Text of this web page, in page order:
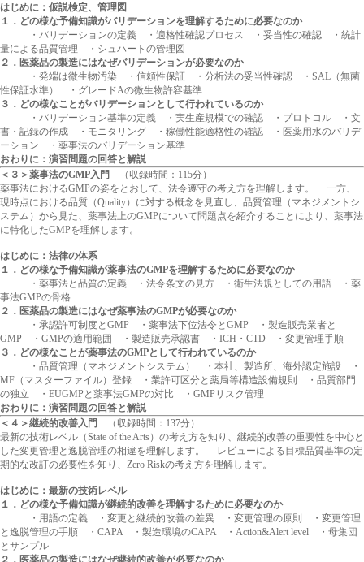
はじめに：仮説検定、管理図
１．どの様な予備知識がバリデーションを理解するために必要なのか
・バリデーションの定義 ・適格性確認プロセス ・妥当性の確認 ・統計
量による品質管理 ・シュハートの管理図
２．医薬品の製造にはなぜバリデーションが必要なのか
・発端は微生物汚染 ・信頼性保証 ・分析法の妥当性確認 ・SAL（無菌
性保証水準） ・グレードAの微生物許容基準
３．どの様なことがバリデーションとして行われているのか
・バリデーション基準の定義 ・実生産規模での確認 ・プロトコル ・文
書・記録の作成 ・モニタリング ・稼働性能適格性の確認 ・医薬用水のバリデ
ーション ・薬事法のバリデーション基準
おわりに：演習問題の回答と解説
＜３＞薬事法のGMP入門
（収録時間：115分）
薬事法におけるGMPの姿をとおして、法令遵守の考え方を理解します。 一方、
現時点における品質（Quality）に対する概念を見直し、品質管理（マネジメントシ
ステム）から見た、薬事法上のGMPについて問題点を紹介することにより、薬事法
に特化したGMPを理解します。
はじめに：法律の体系
１．どの様な予備知識が薬事法のGMPを理解するために必要なのか
・薬事法と品質の定義 ・法令条文の見方 ・衛生法規としての用語 ・薬
事法GMPの骨格
２．医薬品の製造にはなぜ薬事法のGMPが必要なのか
・承認許可制度とGMP ・薬事法下位法令とGMP ・製造販売業者と
GMP ・GMPの適用範囲 ・製造販売承認書 ・ICH・CTD ・変更管理手順
３．どの様なことが薬事法のGMPとして行われているのか
・品質管理（マネジメントシステム） ・本社、製造所、海外認定施設 ・
MF（マスターファイル）登録 ・業許可区分と薬局等構造設備規則 ・品質部門
の独立 ・EUGMPと薬事法GMPの対比 ・GMPリスク管理
おわりに：演習問題の回答と解説
＜４＞継続的改善入門
（収録時間：137分）
最新の技術レベル（State of the Arts）の考え方を知り、継続的改善の重要性を中心と
した変更管理と逸脱管理の相違を理解します。 レビューによる目標品質基準の定
期的な改訂の必要性を知り、Zero Riskの考え方を理解します。
はじめに：最新の技術レベル
１．どの様な予備知識が継続的改善を理解するために必要なのか
・用語の定義 ・変更と継続的改善の差異 ・変更管理の原則 ・変更管理
と逸脱管理の手順 ・CAPA ・製造環境のCAPA ・Action&Alert level ・母集団
とサンプル
２．医薬品の製造にはなぜ継続的改善が必要なのか